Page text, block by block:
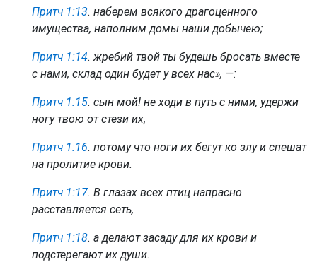
Притч 1:13. наберем всякого драгоценного
имущества, наполним домы наши добычею;
Притч 1:14. жребий твой ты будешь бросать вместе
с нами, склад один будет у всех нас», —:
Притч 1:15. сын мой! не ходи в путь с ними, удержи
ногу твою от стези их,
Притч 1:16. потому что ноги их бегут ко злу и спешат
на пролитие крови.
Притч 1:17. В глазах всех птиц напрасно
расставляется сеть,
Притч 1:18. а делают засаду для их крови и
подстерегают их души.